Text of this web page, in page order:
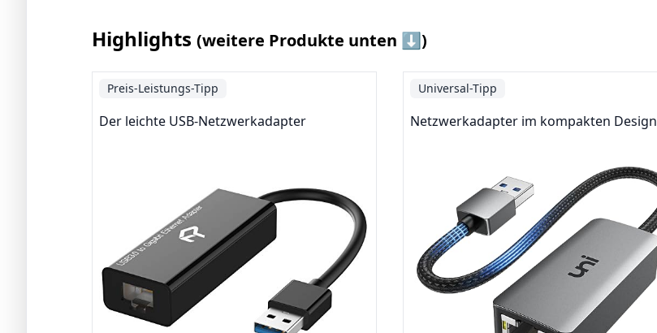
Highlights (weitere Produkte unten ⬇️)
Preis-Leistungs-Tipp
Der leichte USB-Netzwerkadapter
Universal-Tipp
Netzwerkadapter im kompakten Design